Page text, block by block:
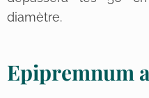
diamètre.
Epipremnum